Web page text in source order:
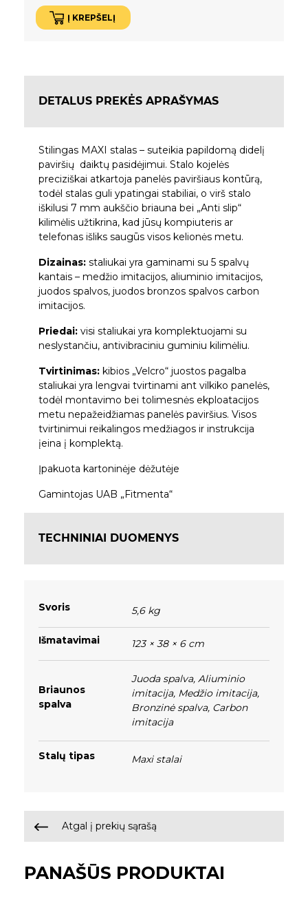
Į KREPŠELĮ
DETALUS PREKĖS APRAŠYMAS
Stilingas MAXI stalas – suteikia papildomą didelį
paviršių daiktų pasidėjimui. Stalo kojelės
preciziškai atkartoja panelės paviršiaus kontūrą,
todėl stalas guli ypatingai stabiliai, o virš stalo
iškilusi 7 mm aukščio briauna bei „Anti slip“
kilimėlis užtikrina, kad jūsų kompiuteris ar
telefonas išliks saugūs visos kelionės metu.
Dizainas: staliukai yra gaminami su 5 spalvų
kantais – medžio imitacijos, aliuminio imitacijos,
juodos spalvos, juodos bronzos spalvos carbon
imitacijos.
Priedai: visi staliukai yra komplektuojami su
neslystančiu, antivibraciniu guminiu kilimėliu.
Tvirtinimas: kibios „Velcro“ juostos pagalba
staliukai yra lengvai tvirtinami ant vilkiko panelės,
todėl montavimo bei tolimesnės ekploatacijos
metu nepažeidžiamas panelės paviršius. Visos
tvirtinimui reikalingos medžiagos ir instrukcija
įeina į komplektą.
Įpakuota kartoninėje dėžutėje
Gamintojas UAB „Fitmenta“
TECHNINIAI DUOMENYS
Svoris 5,6 kg
Išmatavimai 123 × 38 × 6 cm
Briaunos
spalva
Juoda spalva, Aliuminio
imitacija, Medžio imitacija,
Bronzinė spalva, Carbon
imitacija
Stalų tipas Maxi stalai
Atgal į prekių sąrašą
PANAŠŪS PRODUKTAI